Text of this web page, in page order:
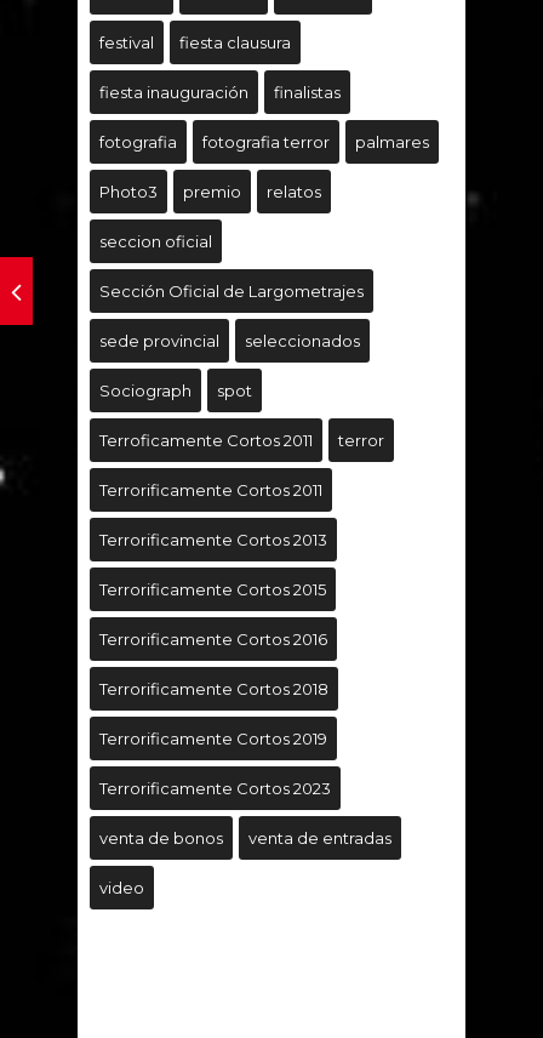
festival fiesta clausura
fiesta inauguración finalistas
fotografia fotografia terror palmares
Photo3 premio relatos
seccion oficial
Sección Oficial de Largometrajes
sede provincial seleccionados
Sociograph spot
Terroficamente Cortos 2011 terror
Terrorificamente Cortos 2011
Terrorificamente Cortos 2013
Terrorificamente Cortos 2015
Terrorificamente Cortos 2016
Terrorificamente Cortos 2018
Terrorificamente Cortos 2019
Terrorificamente Cortos 2023
venta de bonos venta de entradas
video